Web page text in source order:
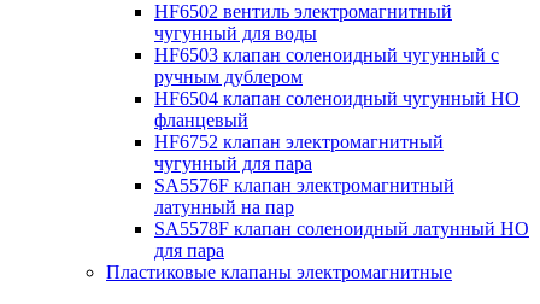
HF6502 вентиль электромагнитный
чугунный для воды
HF6503 клапан соленоидный чугунный с
ручным дублером
HF6504 клапан соленоидный чугунный НО
фланцевый
HF6752 клапан электромагнитный
чугунный для пара
SA5576F клапан электромагнитный
латунный на пар
SA5578F клапан соленоидный латунный НО
для пара
Пластиковые клапаны электромагнитные